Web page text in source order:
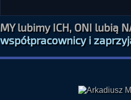
MY lubimy ICH, ONI lubią
współpracownicy i